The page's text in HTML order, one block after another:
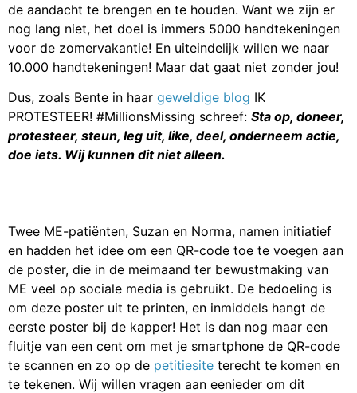
de aandacht te brengen en te houden. Want we zijn er
nog lang niet, het doel is immers 5000 handtekeningen
voor de zomervakantie! En uiteindelijk willen we naar
10.000 handtekeningen! Maar dat gaat niet zonder jou!
Dus, zoals Bente in haar geweldige blog IK
PROTESTEER! #MillionsMissing schreef: Sta op, doneer,
protesteer, steun, leg uit, like, deel, onderneem actie,
doe iets. Wij kunnen dit niet alleen.
Twee ME-patiënten, Suzan en Norma, namen initiatief
en hadden het idee om een QR-code toe te voegen aan
de poster, die in de meimaand ter bewustmaking van
ME veel op sociale media is gebruikt. De bedoeling is
om deze poster uit te printen, en inmiddels hangt de
eerste poster bij de kapper! Het is dan nog maar een
fluitje van een cent om met je smartphone de QR-code
te scannen en zo op de petitiesite terecht te komen en
te tekenen. Wij willen vragen aan eenieder om dit